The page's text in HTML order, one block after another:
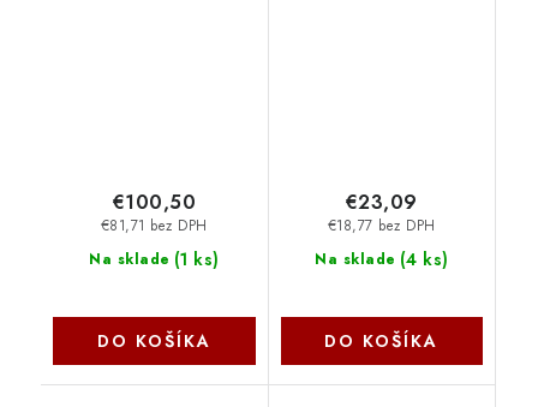
Na sklade (1 ks)
€81,71 bez DPH
€100,50
DO KOŠÍKA
Na sklade (4 ks)
€18,77 bez DPH
€23,09
DO KOŠÍKA